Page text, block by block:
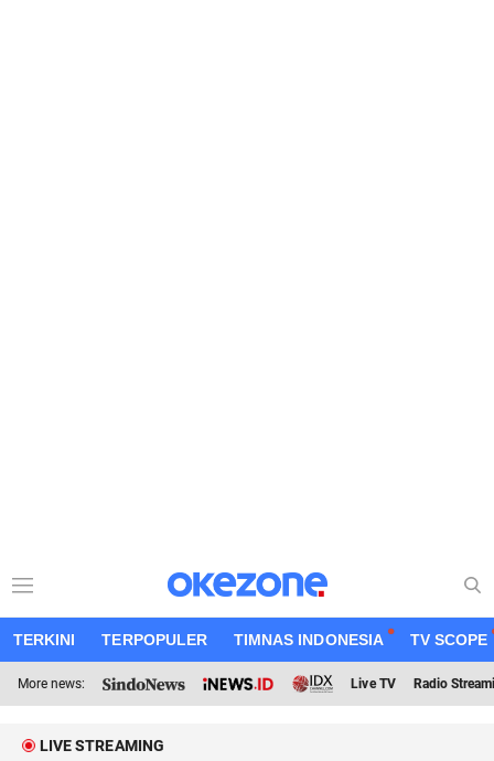
TERKINI TERPOPULER TIMNAS INDONESIA TV SCOPE
More news: Live TV Radio
LIVE STREAMING